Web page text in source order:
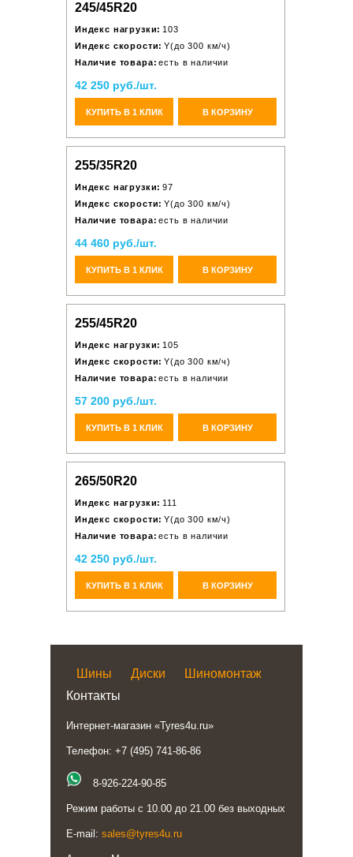
245/45R20
Индекс нагрузки: 103
Индекс скорости: Y(до 300 км/ч)
Наличие товара: есть в наличии
42 250 руб./шт.
КУПИТЬ В 1 КЛИК В КОРЗИНУ
255/35R20
Индекс нагрузки: 97
Индекс скорости: Y(до 300 км/ч)
Наличие товара: есть в наличии
44 460 руб./шт.
КУПИТЬ В 1 КЛИК В КОРЗИНУ
255/45R20
Индекс нагрузки: 105
Индекс скорости: Y(до 300 км/ч)
Наличие товара: есть в наличии
57 200 руб./шт.
КУПИТЬ В 1 КЛИК В КОРЗИНУ
265/50R20
Индекс нагрузки: 111
Индекс скорости: Y(до 300 км/ч)
Наличие товара: есть в наличии
42 250 руб./шт.
КУПИТЬ В 1 КЛИК В КОРЗИНУ
Шины Диски
Шиномонтаж
Контакты
Интернет-магазин «Tyres4u.ru»
Телефон: +7 (495) 741-86-86
8-926-224-90-85
Режим работы с 10.00 до 21.00 без выходных
E-mail: sales@tyres4u.ru